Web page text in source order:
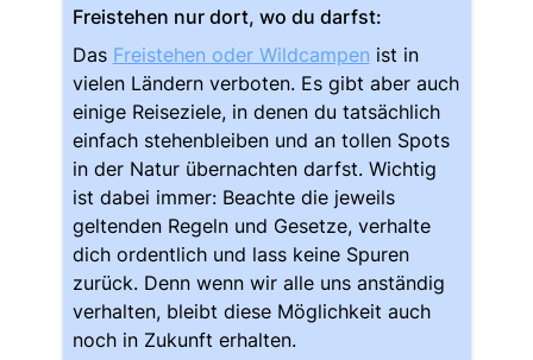
Freistehen nur dort, wo du darfst:
Das Freistehen oder Wildcampen ist in
vielen Ländern verboten. Es gibt aber auch
einige Reiseziele, in denen du tatsächlich
einfach stehenbleiben und an tollen Spots
in der Natur übernachten darfst. Wichtig
ist dabei immer: Beachte die jeweils
geltenden Regeln und Gesetze, verhalte
dich ordentlich und lass keine Spuren
zurück. Denn wenn wir alle uns anständig
verhalten, bleibt diese Möglichkeit auch
noch in Zukunft erhalten.